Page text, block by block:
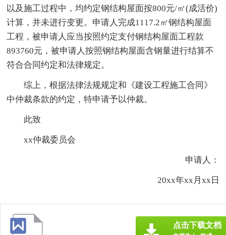
以及施工过程中，均约定钢结构屋面按800元/㎡(成活价)
计算，并未进行变更。申请人完成1117.2㎡钢结构屋面
工程，被申请人应当按照约定支付钢结构屋面工程款
893760元，被申请人按照钢结构屋面含钢量进行结算不
符合合同约定和法律规定。
综上，根据法律法规规定和《建设工程施工合同》
中仲裁条款的约定，特申请予以仲裁。
此致
xx仲裁委员会
申请人：
20xx年xx月xx日
点击下载文档